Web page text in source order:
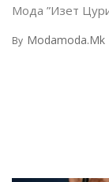
Мода ”Изет
By Modamoda.mk